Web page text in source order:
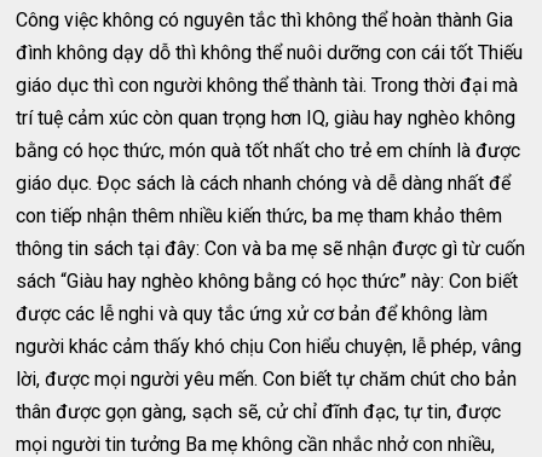
Công việc không có nguyên tắc thì không thể hoàn thành Gia
đình không dạy dỗ thì không thể nuôi dưỡng con cái tốt Thiếu
giáo dục thì con người không thể thành tài. Trong thời đại mà
trí tuệ cảm xúc còn quan trọng hơn IQ, giàu hay nghèo không
bằng có học thức, món quà tốt nhất cho trẻ em chính là được
giáo dục. Đọc sách là cách nhanh chóng và dễ dàng nhất để
con tiếp nhận thêm nhiều kiến thức, ba mẹ tham khảo thêm
thông tin sách tại đây: Con và ba mẹ sẽ nhận được gì từ cuốn
sách “Giàu hay nghèo không bằng có học thức” này: Con biết
được các lễ nghi và quy tắc ứng xử cơ bản để không làm
người khác cảm thấy khó chịu Con hiểu chuyện, lễ phép, vâng
lời, được mọi người yêu mến. Con biết tự chăm chút cho bản
thân được gọn gàng, sạch sẽ, cử chỉ đĩnh đạc, tự tin, được
mọi người tin tưởng Ba mẹ không cần nhắc nhở con nhiều,